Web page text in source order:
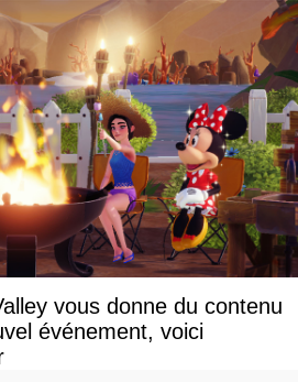
vous donne du contenu
événement, voici